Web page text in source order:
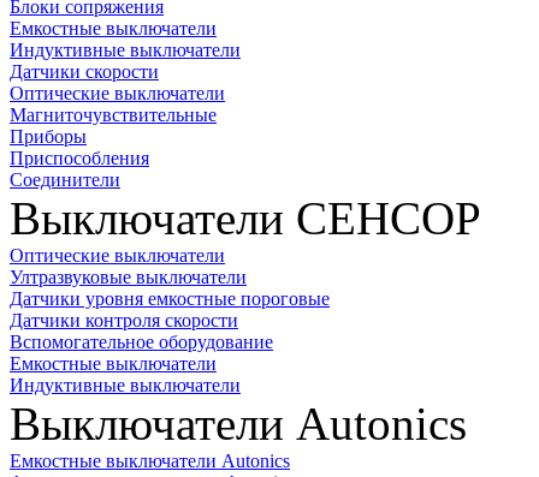
Блоки сопряжения
Емкостные выключатели
Индуктивные выключатели
Датчики скорости
Оптические выключатели
Магниточувствительные
Приборы
Приспособления
Соединители
Выключатели СЕНСОР
Оптические выключатели
Ултразвуковые выключатели
Датчики уровня емкостные пороговые
Датчики контроля скорости
Вспомогательное оборудование
Емкостные выключатели
Индуктивные выключатели
Выключатели Autonics
Емкостные выключатели Autonics